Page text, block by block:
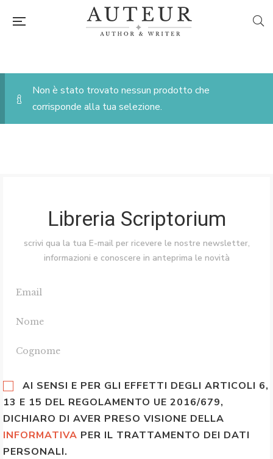
Non è stato trovato nessun prodotto che
corrisponde alla tua selezione.
Libreria Scriptorium
scrivi qua la tua E-mail per ricevere le nostre newsletter,
informazioni e conoscere in anteprima le novità
AI SENSI E PER GLI EFFETTI DEGLI ARTICOLI 6,
13 E 15 DEL REGOLAMENTO UE 2016/679,
DICHIARO DI AVER PRESO VISIONE DELLA
INFORMATIVA PER IL TRATTAMENTO DEI DATI
PERSONALI.